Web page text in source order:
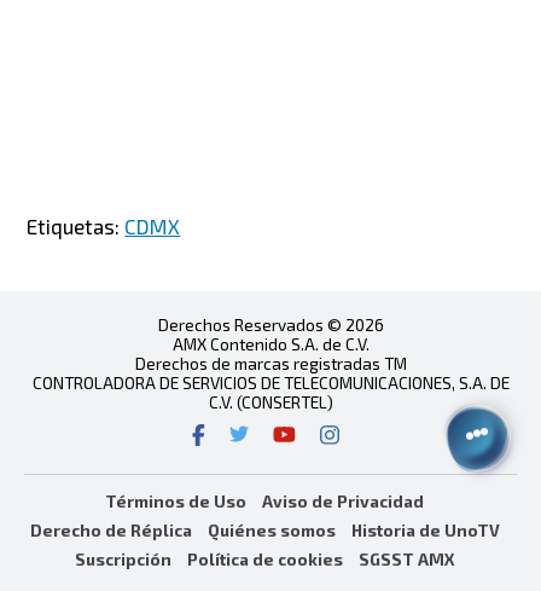
Etiquetas: CDMX
Derechos Reservados © 2026
AMX Contenido S.A. de C.V.
Derechos de marcas registradas TM
CONTROLADORA DE SERVICIOS DE TELECOMUNICACIONES, S.A. DE
C.V. (CONSERTEL)
Términos de Uso
Aviso de Privacidad
Derecho de Réplica
Quiénes somos
Historia de UnoTV
Suscripción
Política de cookies SGSST AMX